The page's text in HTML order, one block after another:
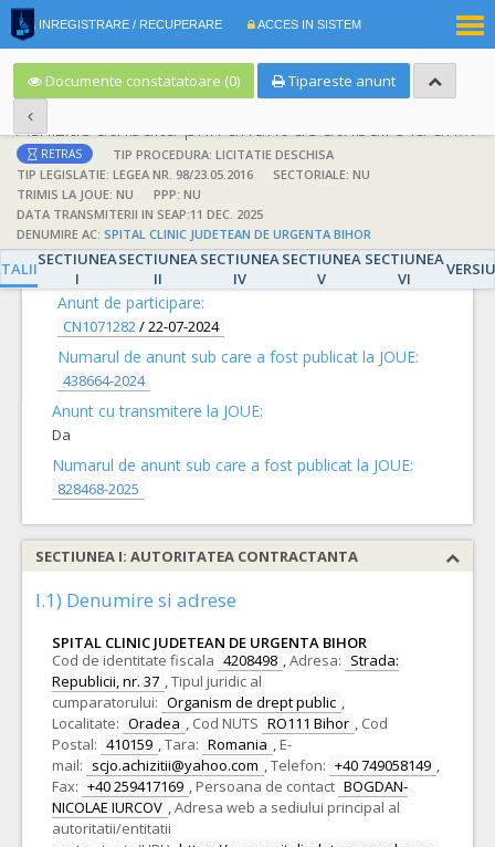
INREGISTRARE / RECUPERARE ACCES IN SISTEM
Documente constatatoare (0) Tipareste anunt
Achizitie atribuita prin anunt de atribuire la anunt de participare
RETRAS
TIP PROCEDURA: LICITATIE DESCHISA
TIP LEGISLATIE: LEGEA NR. 98/23.05.2016
SECTORIALE: NU
TRIMIS LA JOUE: NU
PPP: NU
DATA TRANSMITERII IN SEAP:11 DEC. 2025
DENUMIRE AC: SPITAL CLINIC JUDETEAN DE URGENTA BIHOR
SECTIUNEA
I
SECTIUNEA
II
SECTIUNEA
IV
SECTIUNEA
V
SECTIUNEA
VI
DETALII
Anunt de participare:
CN1071282/22-07-2024
Numarul de anunt sub care a fost publicat la JOUE:
438664-2024
Anunt cu transmitere la JOUE:
Da
Numarul de anunt sub care a fost publicat la JOUE:
828468-2025
SECTIUNEA I: AUTORITATEA CONTRACTANTA
I.1) Denumire si adrese
SPITAL CLINIC JUDETEAN DE URGENTA BIHOR
Cod de identitate fiscala 4208498 ,Adresa: Strada:
Republicii, nr. 37 ,Tipul juridic al
cumparatorului: Organism de drept public ,
Localitate: Oradea , Cod NUTS RO111 Bihor , Cod
Postal: 410159 ,Tara: Romania , E-
mail: scjo.achizitii@yahoo.com ,Telefon: +40 749058149 ,
Fax: +40 259417169 , Persoana de contact BOGDAN-
NICOLAE IURCOV ,Adresa web a sediului principal al
autoritatii/entitatii